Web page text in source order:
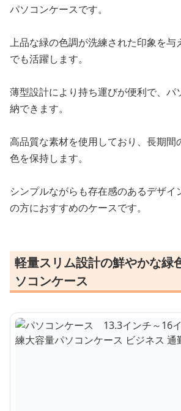
パソコンケースです。
上品な緑の色調が洗練された印象を与
でも活躍します。
薄型設計により持ち運びが便利で、パ
納できます。
高品質な素材を使用しており、長期間
色を保持します。
シンプルながらも存在感のあるデザイ
の方におすすめのケースです。
軽量スリム設計の鮮やかな緑
ソコンケース